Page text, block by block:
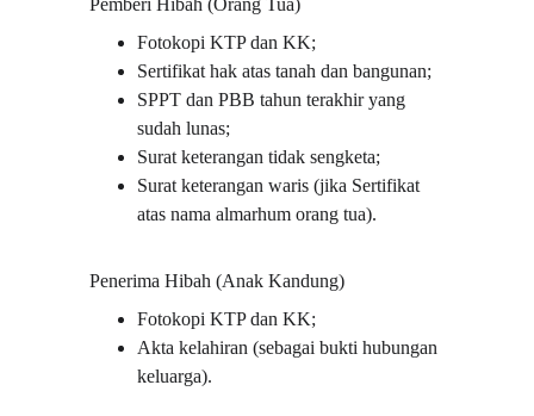
Pemberi Hibah (Orang Tua)
Fotokopi KTP dan KK;
Sertifikat hak atas tanah dan bangunan;
SPPT dan PBB tahun terakhir yang
sudah lunas;
Surat keterangan tidak sengketa;
Surat keterangan waris (jika Sertifikat
atas nama almarhum orang tua).
Penerima Hibah (Anak Kandung)
Fotokopi KTP dan KK;
Akta kelahiran (sebagai bukti hubungan
keluarga).